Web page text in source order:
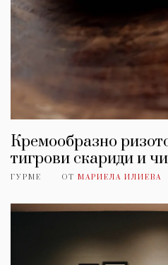
Кремообразно
тигрови скариди и
ГУРМЕ ОТ МАРИЕЛА ИЛИЕВА